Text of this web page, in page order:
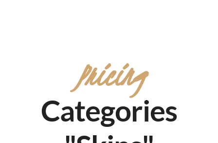
Pricing
Categories